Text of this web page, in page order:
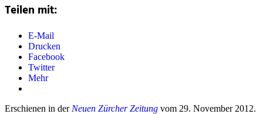
Teilen mit:
E-Mail
Drucken
Facebook
Twitter
Mehr
Erschienen in der Neuen Zürcher Zeitung vom 29. November 2012.